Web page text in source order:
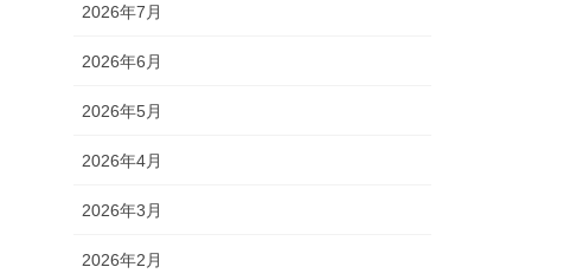
2026年7月
2026年6月
2026年5月
2026年4月
2026年3月
2026年2月